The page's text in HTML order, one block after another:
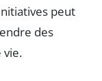
peut
des
vie.